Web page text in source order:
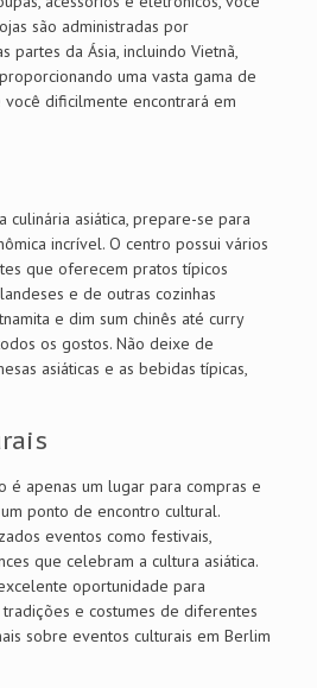
são administradas por
partes da Ásia, incluindo Vietnã,
uma vasta gama de
dificilmente encontrará em
culinária asiática, prepare-se para
incrível. O centro possui vários
que oferecem pratos típicos
e de outras cozinhas
e dim sum chinês até curry
os gostos. Não deixe de
asiáticas e as bebidas típicas,
é apenas um lugar para compras e
ponto de encontro cultural.
eventos como festivais,
que celebram a cultura asiática.
oportunidade para
e costumes de diferentes
sobre eventos culturais em Berlim